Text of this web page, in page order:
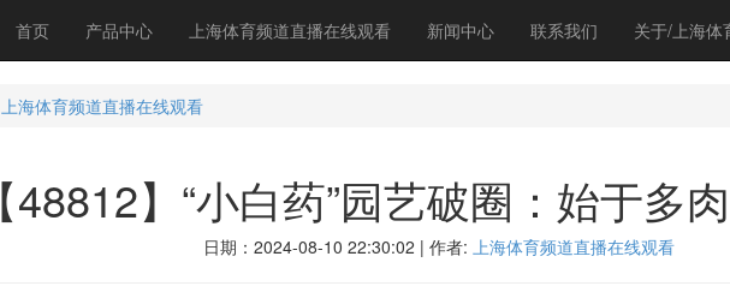
首页 产品中心 上海体育频道直播在线观看 新闻中心 联系我们 关于/上海体
上海体育频道直播在线观看
【48812】“小白药”园艺破圈：始于多
日期：2024-08-10 22:30:02 | 作者:上海体育频道直播在线观看